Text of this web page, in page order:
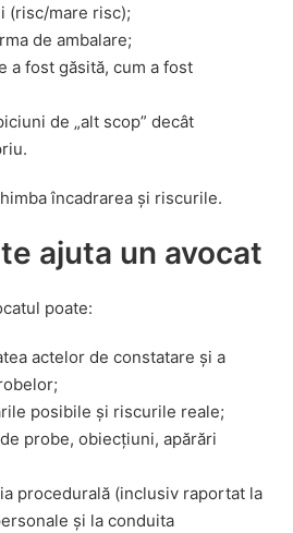
(risc/mare risc);
de ambalare;
a fost găsită, cum a fost
de „alt scop” decât
încadrarea și riscurile.
ajuta un avocat
poate:
actelor de constatare și a
posibile și riscurile reale;
probe, obiecțiuni, apărări
procedurală (inclusiv raportat la
și la conduita